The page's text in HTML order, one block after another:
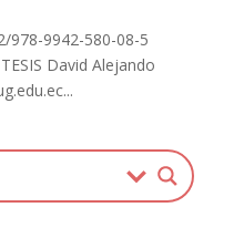
978-9942-580-08-5
David Alejando